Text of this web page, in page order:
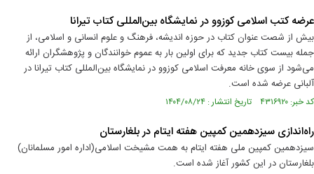
عرضه کتب اسلامی کوزوو در نمایشگاه بین‌المللی کتاب تیرانا
بیش از شصت عنوان کتاب در حوزه اندیشه، فرهنگ و علوم انسانی و اسلامی، از
جمله بیست کتاب جدید که برای اولین بار به عموم خوانندگان و پژوهشگران ارائه
می‌شود از سوی خانه معرفت اسلامی کوزوو در نمایشگاه بین‌المللی کتاب تیرانا در
آلبانی عرضه شده است.
کد خبر: ۴۳۱۶۹۲۰ تاریخ انتشار : ۱۴۰۴/۰۸/۲۴
راه‌اندازی سیزدهمین کمپین هفته ایتام در بلغارستان
سیزدهمین کمپین ملی هفته ایتام به همت مشیخت اسلامی(اداره امور مسلمانان)
بلغارستان در این کشور آغاز شده است.